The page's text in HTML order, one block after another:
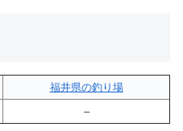
福井県の釣り場
–